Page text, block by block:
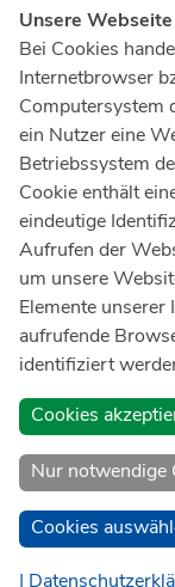
Notruf112
Ärztlicher
Giftnotrufzentrale
Tel: +49 228
Notfallzentrum
UKB-
+49 228287 0
Spenden
Unsere
Bei Cookies
Internetbrowser
Computersystem
ein Nutzer eine
Betriebssystem
Cookie enthält
eindeutige
Aufrufen der
um unsere
Elemente
aufrufende
identifiziert
Cookies
Nur notwendige
Cookies
|